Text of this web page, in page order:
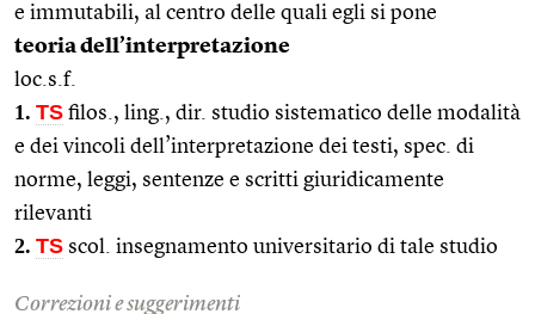
e immutabili, al centro delle quali egli si pone
teoria dell’interpretazione
loc.s.f.
1. TS filos., ling., dir. studio sistematico delle modalità
e dei vincoli dell’interpretazione dei testi, spec. di
norme, leggi, sentenze e scritti giuridicamente
rilevanti
2. TS scol. insegnamento universitario di tale studio
Correzioni e suggerimenti